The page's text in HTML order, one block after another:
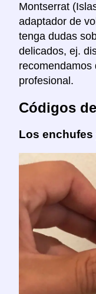
Montserrat
adaptador de
tenga dudas
delicados, ej.
recomendamos
profesional.
Códigos
Los